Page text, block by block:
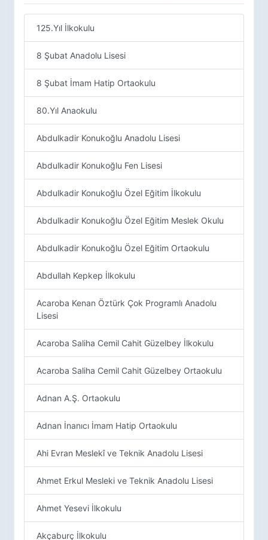
125.Yıl İlkokulu
8 Şubat Anadolu Lisesi
8 Şubat İmam Hatip Ortaokulu
80.Yıl Anaokulu
Abdulkadir Konukoğlu Anadolu Lisesi
Abdulkadir Konukoğlu Fen Lisesi
Abdulkadir Konukoğlu Özel Eğitim İlkokulu
Abdulkadir Konukoğlu Özel Eğitim Meslek Okulu
Abdulkadir Konukoğlu Özel Eğitim Ortaokulu
Abdullah Kepkep İlkokulu
Acaroba Kenan Öztürk Çok Programlı Anadolu
Lisesi
Acaroba Saliha Cemil Cahit Güzelbey İlkokulu
Acaroba Saliha Cemil Cahit Güzelbey Ortaokulu
Adnan A.Ş. Ortaokulu
Adnan İnanıcı İmam Hatip Ortaokulu
Ahi Evran Meslekî ve Teknik Anadolu Lisesi
Ahmet Erkul Mesleki ve Teknik Anadolu Lisesi
Ahmet Yesevi İlkokulu
Akçaburç İlkokulu